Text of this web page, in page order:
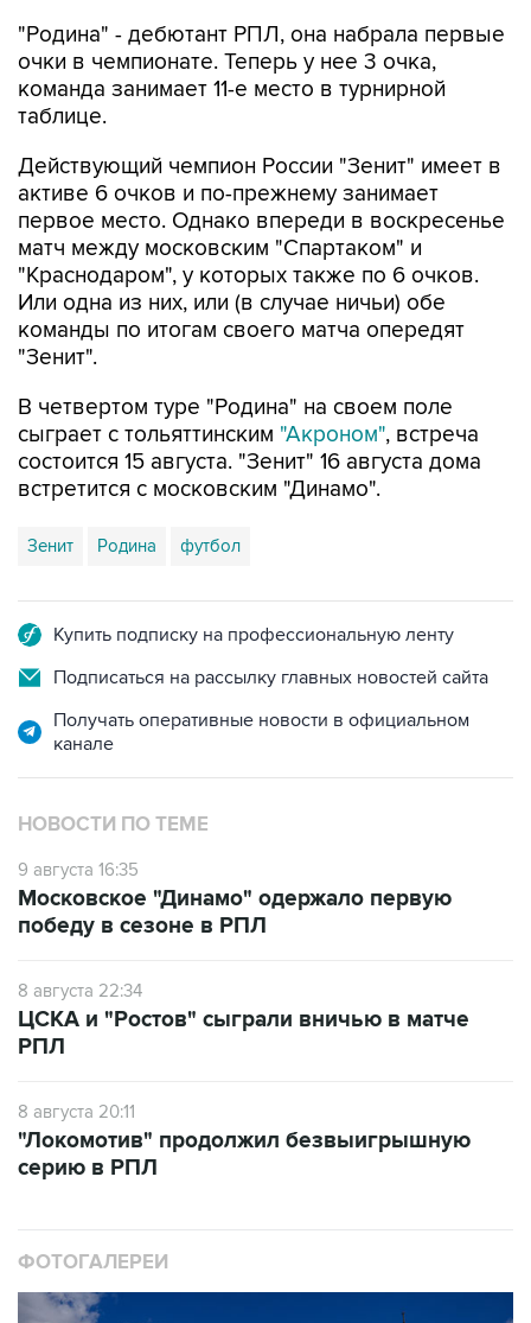
"Родина" - дебютант РПЛ, она набрала первые
очки в чемпионате. Теперь у нее 3 очка,
команда занимает 11-е место в турнирной
таблице.
Действующий чемпион России "Зенит" имеет в
активе 6 очков и по-прежнему занимает
первое место. Однако впереди в воскресенье
матч между московским "Спартаком" и
"Краснодаром", у которых также по 6 очков.
Или одна из них, или (в случае ничьи) обе
команды по итогам своего матча опередят
"Зенит".
В четвертом туре "Родина" на своем поле
сыграет с тольяттинским "Акроном", встреча
состоится 15 августа. "Зенит" 16 августа дома
встретится с московским "Динамо".
Зенит Родина футбол
Купить подписку на профессиональную ленту
Подписаться на рассылку главных новостей сайта
Получать оперативные новости в официальном
канале
НОВОСТИ ПО ТЕМЕ
9 августа 16:35
Московское "Динамо" одержало первую
победу в сезоне в РПЛ
8 августа 22:34
ЦСКА и "Ростов" сыграли вничью в матче
РПЛ
8 августа 20:11
"Локомотив" продолжил безвыигрышную
серию в РПЛ
ФОТОГАЛЕРЕИ